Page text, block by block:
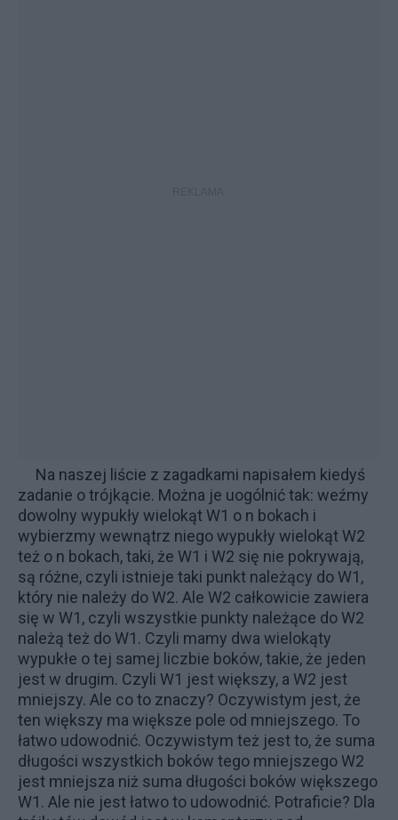
Na naszej liście z zagadkami napisałem kiedyś
zadanie otrójkącie. Można je uogólnić tak: weźmy
dowolny wypukły wielokąt W1 o n bokach i
wybierzmy wewnątrz niego wypukły wielokąt W2
też o n bokach, taki, że W1 i W2 się nie pokrywają,
są różne, czyli istnieje taki punkt należący do W1,
który nie należy do W2. Ale W2 całkowicie zawiera
się w W1, czyli wszystkie punkty należące do W2
należą też do W1. Czyli mamy dwa wielokąty
wypukłe o tej samej liczbie boków, takie, że jeden
jest w drugim. Czyli W1 jest większy, a W2 jest
mniejszy. Ale co to znaczy? Oczywistym jest, że
ten większy ma większe pole od mniejszego. To
łatwo udowodnić. Oczywistym też jest to, że suma
długości wszystkich boków tego mniejszego W2
jest mniejsza niż suma długości boków większego
W1. Ale nie jest łatwo to udowodnić. Potraficie? Dla